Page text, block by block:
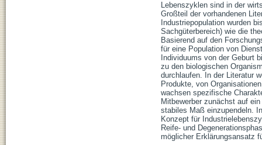
Lebenszyklen sind in der
Großteil der vorhandenen
Industriepopulation wurden
Sachgüterbereich) wie die
Basierend auf den
für eine Population von
Individuums von der Geburt
zu den biologischen
durchlaufen. In der Literatur
Produkte, von
wachsen spezifische
Mitbewerber zunächst auf
stabiles Maß einzupendeln.
Konzept für
Reife- und
möglicher Erklärungsansatz